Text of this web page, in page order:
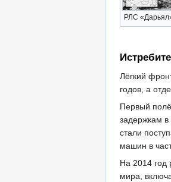
РЛС
Лёгкий
годов, а
Первый
задержкам в
стали
машин в
На 2014 год
мира,